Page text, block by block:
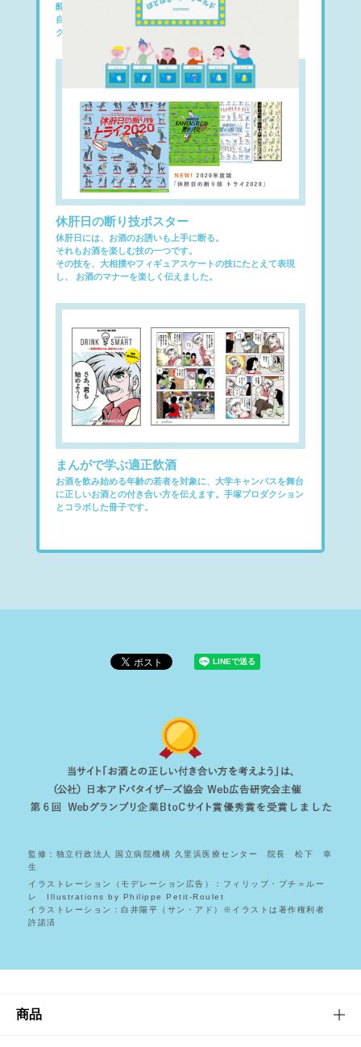
酔いのメカニズムや遺伝によるアルコール体質の違い、
自分に合ったお酒の飲み方などを、
クイズ形式で分かりやすくご紹介します。
休肝日の断り技ポスター
休肝日には、お酒のお誘いも上手に断る。
それもお酒を楽しむ技の一つです。
その技を、大相撲やフィギュアスケートの技にたとえて表現
し、
お酒のマナーを楽しく伝えました。
まんがで学ぶ適正飲酒
お酒を飲み始める年齢の若者を対象に、大学キャンパスを舞台
に正しいお酒との付き合い方を伝えます。手塚プロダクション
とコラボした冊子です。
監修：独立行政法人 国立病院機構 久里浜医療センター 院長 松下 幸
生
イラストレーション（モデレーション広告）：フィリップ・プチ＝ルー
レ Illustrations by Philippe Petit-Roulet
イラストレーション：白井陽平（サン・アド）※イラストは著作権利者
許諾済
商品